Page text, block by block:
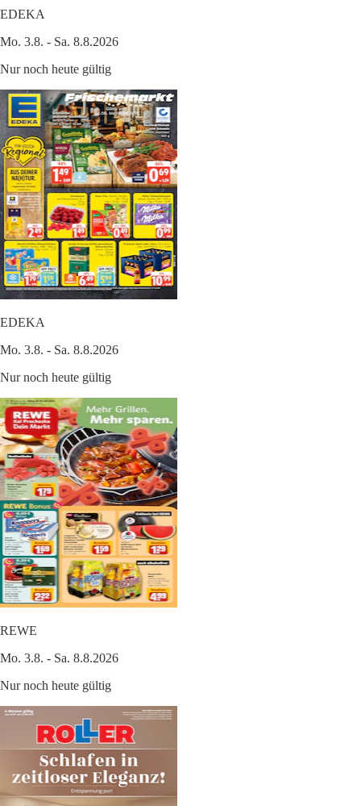
EDEKA
Mo. 3.8. - Sa. 8.8.2026
Nur noch heute gültig
EDEKA
Mo. 3.8. - Sa. 8.8.2026
Nur noch heute gültig
REWE
Mo. 3.8. - Sa. 8.8.2026
Nur noch heute gültig